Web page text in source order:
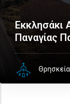
Εκκλησάκι
Παναγίας
Θρησκεία